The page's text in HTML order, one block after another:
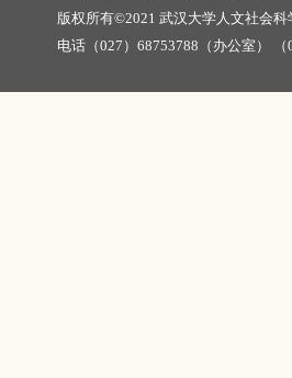
版权所有©2021 武汉大学人文社会
电话（027）68753788（办公室） （